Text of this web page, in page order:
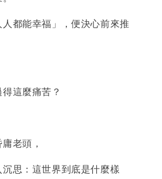
都能幸福」，便決心前來推
這麼痛苦？
老頭，
思：這世界到底是什麼樣